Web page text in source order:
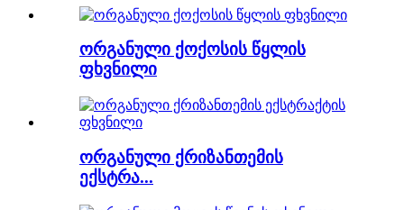
ორგანული ქოქოსის წყლის
ფხვნილი
ორგანული ქრიზანთემის
ექსტრა...